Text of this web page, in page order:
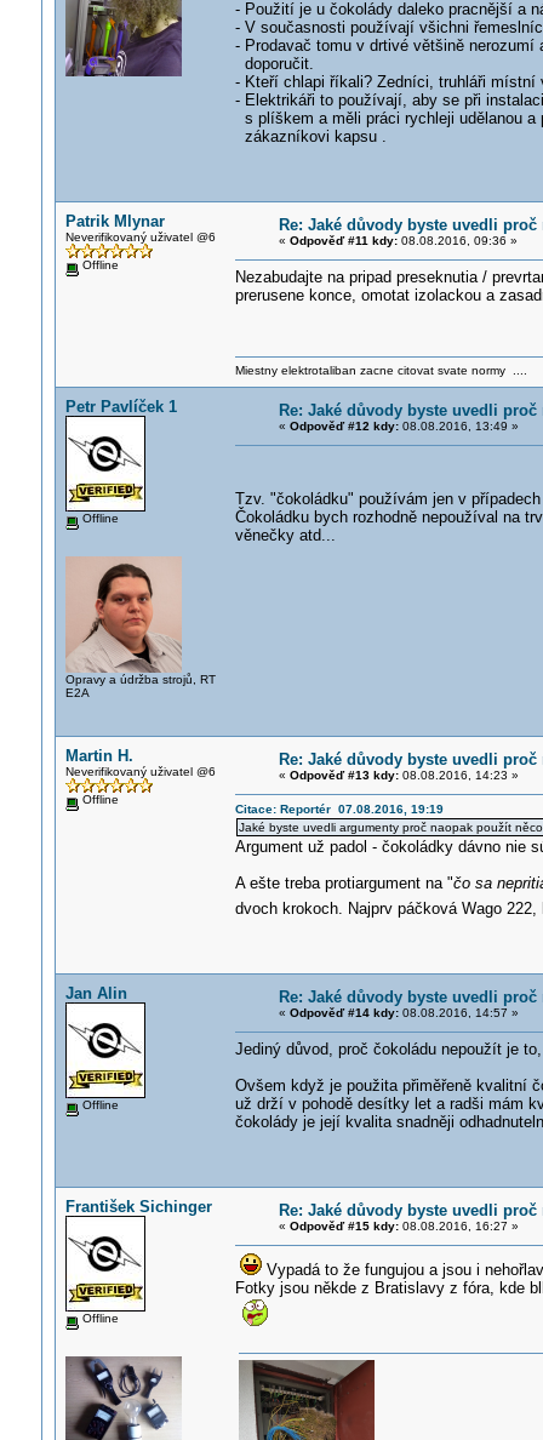
- Použití je u čokolády daleko pracnější a
- V současnosti používají všichni
- Prodavač tomu v drtivé většině nerozumí
doporučit.
- Kteří chlapi říkali? Zedníci, truhláři místní
- Elektrikáři to používají, aby se při
s plíškem a měli práci rychleji udělanou a
zákazníkovi kapsu .
Patrik Mlynar
Neverifikovaný uživatel @6
Offline
Re: Jaké důvody byste uvedli
« Odpověď #11 kdy:08.08.2016, 09:36 »
Nezabudajte na pripad preseknutia /
prerusene konce, omotat izolackou a
Miestny elektrotaliban zacne citovat svate normy ....
Petr Pavlíček 1
Offline
Opravy a údržba strojů, RT
E2A
Re: Jaké důvody byste uvedli
« Odpověď #12 kdy:08.08.2016, 13:49 »
Tzv. "čokoládku" používám jen v
Čokoládku bych rozhodně nepoužíval na
věnečky atd...
Martin H.
Neverifikovaný uživatel @6
Offline
Re: Jaké důvody byste uvedli
« Odpověď #13 kdy:08.08.2016, 14:23 »
Citace: Reportér 07.08.2016, 19:19
Jaké byste uvedli argumenty proč naopak použít
Argument už padol - čokoládky dávno nie
A ešte treba protiargument na "čo sa
dvoch krokoch. Najprv páčková Wago
Jan Alin
Offline
Re: Jaké důvody byste uvedli
« Odpověď #14 kdy:08.08.2016, 14:57 »
Jediný důvod, proč čokoládu nepoužít je
Ovšem když je použita přiměřeně kvalitní
už drží v pohodě desítky let a radši mám
čokolády je její kvalita snadněji
František Sichinger
Offline
Re: Jaké důvody byste uvedli
« Odpověď #15 kdy:08.08.2016, 16:27 »
Vypadá to že fungujou a jsou i
Fotky jsou někde z Bratislavy z fóra, kde